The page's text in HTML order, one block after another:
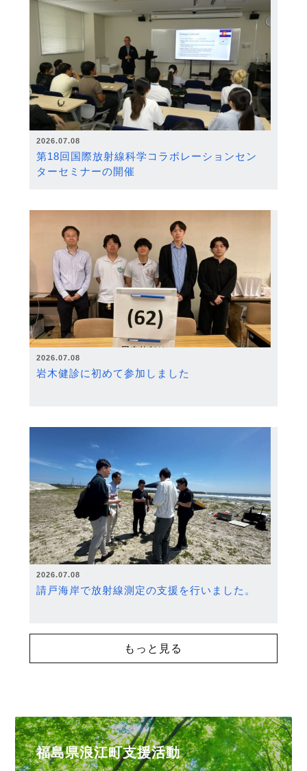
2026.07.08
第18回国際放射線科学コラボレーションセン
ターセミナーの開催
2026.07.08
岩木健診に初めて参加しました
2026.07.08
請戸海岸で放射線測定の支援を行いました。
もっと見る
福島県浪江町支援活動